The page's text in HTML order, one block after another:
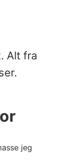
Alt fra
jeg